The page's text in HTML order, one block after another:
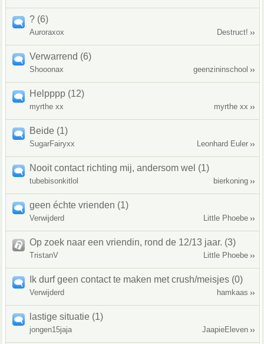
? (6)
Auroraxox Destruct!
Verwarrend (6)
Shooonax geenzininschool
Helpppp (12)
myrthe xx myrthe xx
Beide (1)
SugarFairyxx Leonhard Euler
Nooit contact richting mij, andersom wel (1)
tubebisonkitlol bierkoning
geen échte vrienden (1)
Verwijderd Little Phoebe
Op zoek naar een vriendin, rond de 12/13 jaar. (3)
TristanV Little Phoebe
Ik durf geen contact te maken met crush/meisjes (0)
Verwijderd hamkaas
lastige situatie (1)
jongen15jaja JaapieEleven